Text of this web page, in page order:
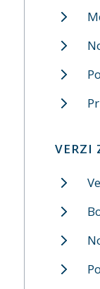
VERZI